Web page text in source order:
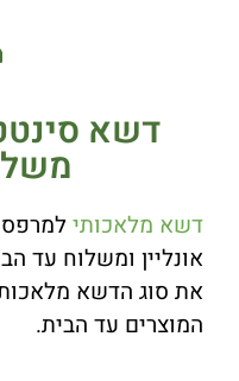
דשא
דשא מלאכותי
אונליין ומשלוח עד
את סוג הדשא
המוצרים עד הבית.